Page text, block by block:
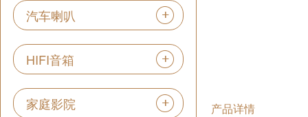
汽车喇叭
HIFI音箱
家庭影院 产品详情